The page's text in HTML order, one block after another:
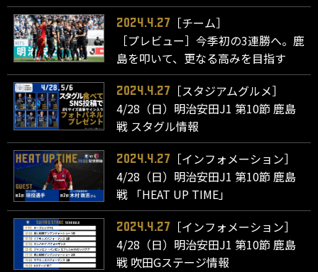
2024.4.27
［チーム］
［プレビュー］今季初の3連勝へ。鹿
島を叩いて、更なる高みを目指す
2024.4.27
［スタジアムグルメ］
4/28（日）明治安田J1 第10節 鹿島
戦 スタグル情報
2024.4.27
［インフォメーション］
4/28（日）明治安田J1 第10節 鹿島
戦 「HEAT UP TIME」
2024.4.27
［インフォメーション］
4/28（日）明治安田J1 第10節 鹿島
戦 吹田Gステージ情報